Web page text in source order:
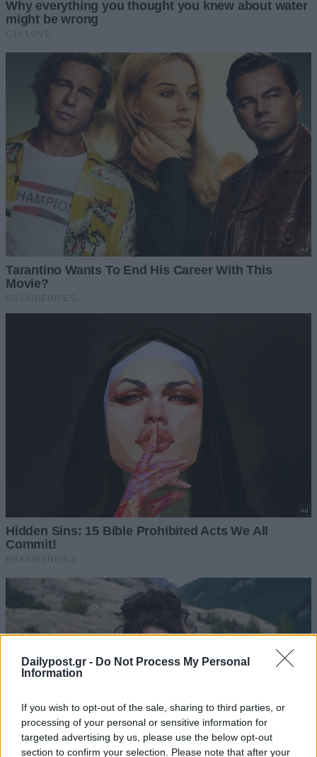
Dailypost.gr - Do Not Process My Personal
Information
If you wish to opt-out of the sale, sharing to third parties, or
processing of your personal or sensitive information for
targeted advertising by us, please use the below opt-out
section to confirm your selection. Please note that after your